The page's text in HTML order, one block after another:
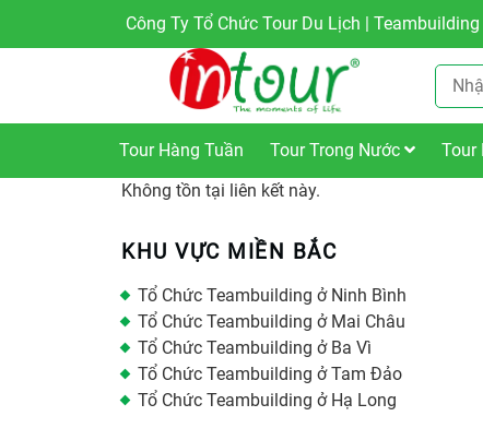
Công Ty Tổ Chức Tour Du Lịch |
Tour Hàng Tuần Tour Trong Nước Tour
Không tồn tại liên kết này.
KHU VỰC MIỀN BẮC
Tổ Chức Teambuilding ở Ninh Bình
Tổ Chức Teambuilding ở Mai Châu
Tổ Chức Teambuilding ở Ba Vì
Tổ Chức Teambuilding ở Tam Đảo
Tổ Chức Teambuilding ở Hạ Long